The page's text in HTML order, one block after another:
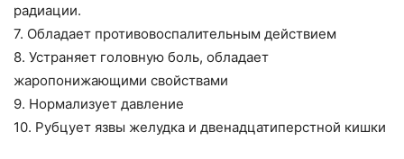
радиации.
7. Обладает противовоспалительным действием
8. Устраняет головную боль, обладает
жаропонижающими свойствами
9. Нормализует давление
10. Рубцует язвы желудка и двенадцатиперстной кишки